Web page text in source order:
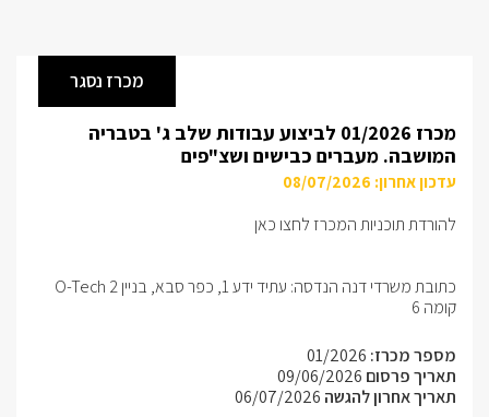
מכרז נסגר
מכרז 01/2026 לביצוע עבודות שלב ג' בטבריה
המושבה. מעברים כבישים ושצ"פים
עדכון אחרון: 08/07/2026
להורדת תוכניות המכרז לחצו כאן
כתובת משרדי דנה הנדסה: עתיד ידע 1, כפר סבא, בניין O-Tech 2
קומה 6
מספר מכרז: 01/2026
תאריך פרסום 09/06/2026
תאריך אחרון להגשה 06/07/2026